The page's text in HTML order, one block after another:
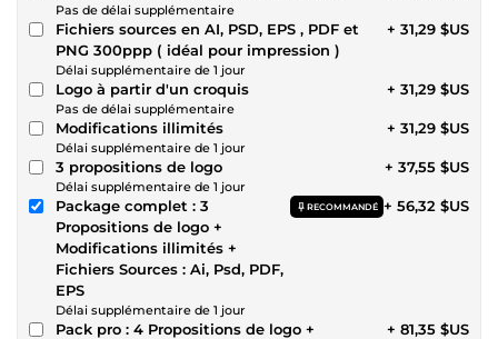
Pas de délai supplémentaire
Fichiers sources en AI, PSD, EPS , PDF et
PNG 300ppp ( idéal pour impression )
Délai supplémentaire de 1 jour
+ 31,29 $US
Logo à partir d'un croquis
Pas de délai supplémentaire
+ 31,29 $US
Modifications illimités
Délai supplémentaire de 1 jour
+ 31,29 $US
3 propositions de logo
Délai supplémentaire de 1 jour
+ 37,55 $US
Package complet : 3
Propositions de logo +
Modifications illimités +
Fichiers Sources : Ai, Psd, PDF,
EPS
RECOMMANDÉ
Délai supplémentaire de 1 jour
+ 56,32 $US
Pack pro : 4 Propositions de logo +
+ 81,35 $US